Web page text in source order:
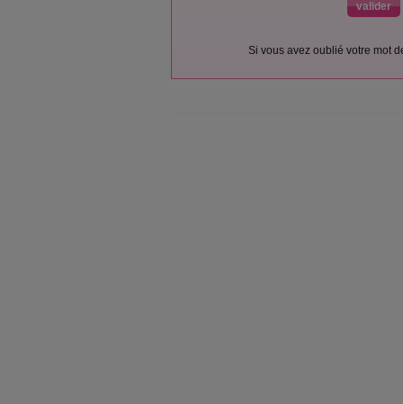
Si vous avez oublié votre mot